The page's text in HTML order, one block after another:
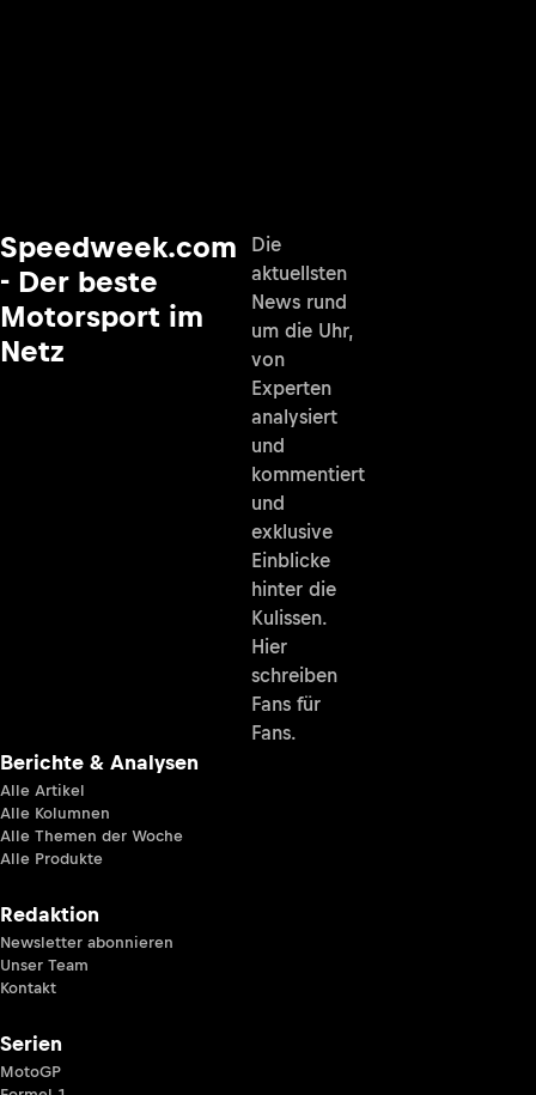
Speedweek.com
- Der beste
Motorsport im
Netz
Die
aktuellsten
News rund
um die Uhr,
von
Experten
analysiert
und
kommentiert
und
exklusive
Einblicke
hinter die
Kulissen.
Hier
schreiben
Fans für
Fans.
Berichte & Analysen
Alle Artikel
Alle Kolumnen
Alle Themen der Woche
Alle Produkte
Redaktion
Newsletter abonnieren
Unser Team
Kontakt
Serien
MotoGP